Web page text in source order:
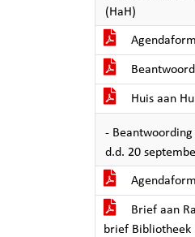
(HaH)
Huis aan
-
d.d. 20
Brief aan
brief Bibliotheek